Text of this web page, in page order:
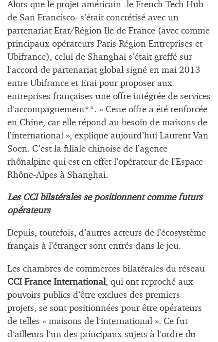
Alors que le projet américain -le French Tech Hub
de San Francisco- s’était concrétisé avec un
partenariat Etat/Région Ile de France (avec comme
principaux opérateurs Paris Région Entreprises et
Ubifrance), celui de Shanghai s’était greffé sur
l’accord de partenariat global signé en mai 2013
entre Ubifrance et Erai pour proposer aux
entreprises françaises une offre intégrée de services
d’accompagnement**. « Cette offre a été renforcée
en Chine, car elle répond au besoin de maisons de
l’international », explique aujourd’hui Laurent Van
Soen. C’est la filiale chinoise de l’agence
rhônalpine qui est en effet l’opérateur de l’Espace
Rhône-Alpes à Shanghai.
Les CCI bilatérales se positionnent comme futurs
opérateurs
Depuis, toutefois, d’autres acteurs de l’écosystème
français à l’étranger sont entrés dans le jeu.
Les chambres de commerces bilatérales du réseau
CCI France International, qui ont reproché aux
pouvoirs publics d’être exclues des premiers
projets, se sont positionnées pour être opérateurs
de telles « maisons de l’international ». Ce fut
d’ailleurs l’un des principaux sujets à l’ordre du